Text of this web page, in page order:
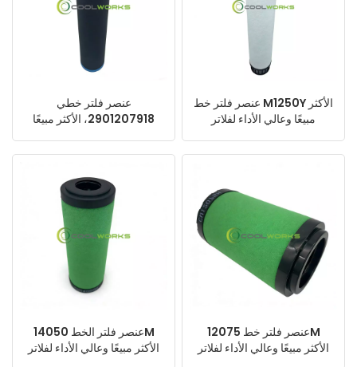
عنصر فلتر خطي
2901207918، الأكثر مبيعًا
الهواء
عنصر فلتر خط M1250Y الأكثر
مبيعًا وعالي الأداء لفلاتر
عنصر فلتر الخط 14050M
الأكثر مبيعًا وعالي الأداء لفلاتر
عنصر فلتر خط 12075M
الأكثر مبيعًا وعالي الأداء لفلاتر